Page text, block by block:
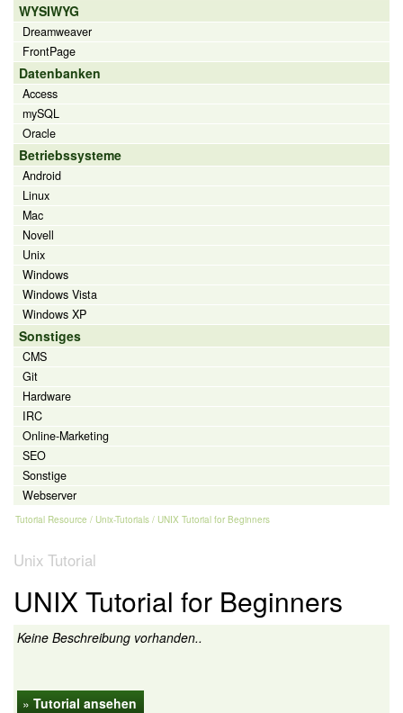
WYSIWYG
Dreamweaver
FrontPage
Datenbanken
Access
mySQL
Oracle
Betriebssysteme
Android
Linux
Mac
Novell
Unix
Windows
Windows Vista
Windows XP
Sonstiges
CMS
Git
Hardware
IRC
Online-Marketing
SEO
Sonstige
Webserver
Tutorial Resource / Unix-Tutorials / UNIX Tutorial for Beginners
Unix Tutorial
UNIX Tutorial for Beginners
Keine Beschreibung vorhanden..
» Tutorial ansehen